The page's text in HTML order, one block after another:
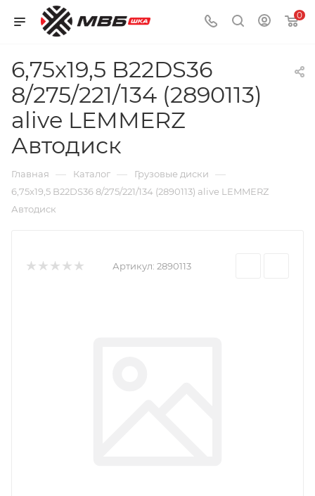
0
6,75x19,5 B22DS36
8/275/221/134 (2890113)
alive LEMMERZ
Автодиск
Главная — Каталог — Грузовые диски —
6,75x19,5 B22DS36 8/275/221/134 (2890113) alive LEMMERZ
Автодиск
Артикул: 2890113